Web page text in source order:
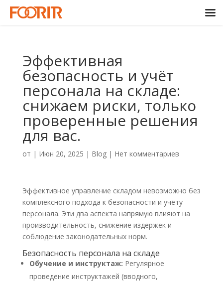
Эффективная
безопасность и учёт
персонала на складе:
снижаем риски, только
проверенные решения
для вас.
от | Июн 20, 2025 | Blog| Нет комментариев
Эффективное управление складом невозможно без
комплексного подхода к безопасности и учёту
персонала. Эти два аспекта напрямую влияют на
производительность, снижение издержек и
соблюдение законодательных норм.
Безопасность персонала на складе
Обучение и инструктаж: Регулярное
проведение инструктажей (вводного,